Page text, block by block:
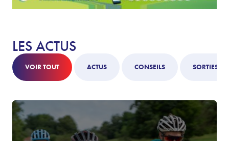
LES ACTUS
VOIR TOUT ACTUS CONSEILS SORTIES